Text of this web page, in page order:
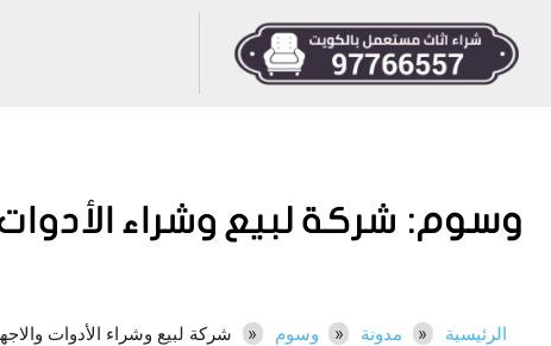
وسوم: شركة لبيع وشراء
الرئيسية مدونة وسوم شركة لبيع وشراء الأدوات